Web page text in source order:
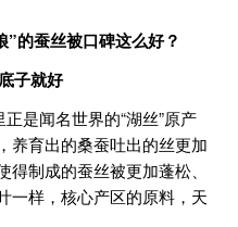
的蚕丝被口碑这么好？
子就好
是闻名世界的“湖丝”原产
养育出的桑蚕吐出的丝更加
制成的蚕丝被更加蓬松、
一样，核心产区的原料，天